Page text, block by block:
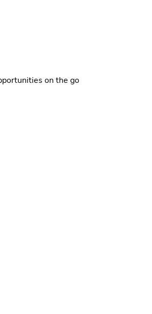
og som virkelig ønsker å
on the go